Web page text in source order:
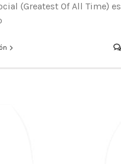
(Greatest Of All Time) es